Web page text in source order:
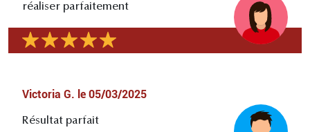
réaliser parfaitement
Victoria G. le 05/03/2025
Résultat parfait